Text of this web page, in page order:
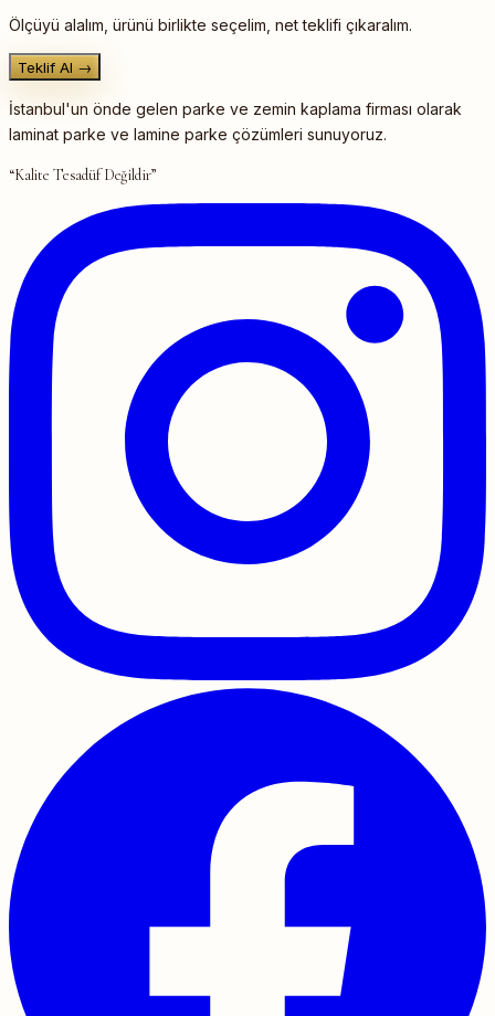
Ölçüyü alalım, ürünü birlikte seçelim, net teklifi çıkaralım.
Teklif Al →
İstanbul'un önde gelen parke ve zemin kaplama firması olarak
laminat parke ve lamine parke çözümleri sunuyoruz.
“Kalite Tesadüf Değildir”